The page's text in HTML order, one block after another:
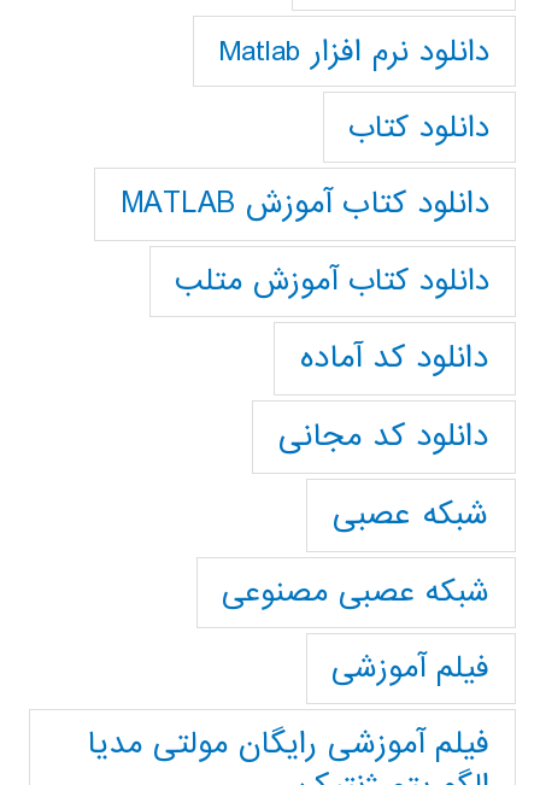
دانلود نرم افزار Matlab
دانلود کتاب
دانلود کتاب آموزش MATLAB
دانلود کتاب آموزش متلب
دانلود کد آماده
دانلود کد مجانی
شبکه عصبی
شبکه عصبی مصنوعی
فیلم آموزشی
فیلم آموزشی رایگان مولتی مدیا